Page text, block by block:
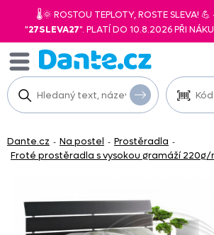
🌡️🌞 ROSTOU TEPLOTY, ROSTE SLEVA! 💪
"27SLEVA27". PLATÍ DO 10.8.2026 PŘI
Dante.cz - Na postel - Prostěradla -
Froté prostěradla s vysokou gramáží 220g/